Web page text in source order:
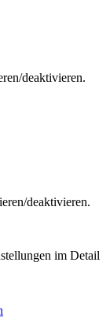
deaktivieren.
deaktivieren.
im Detail